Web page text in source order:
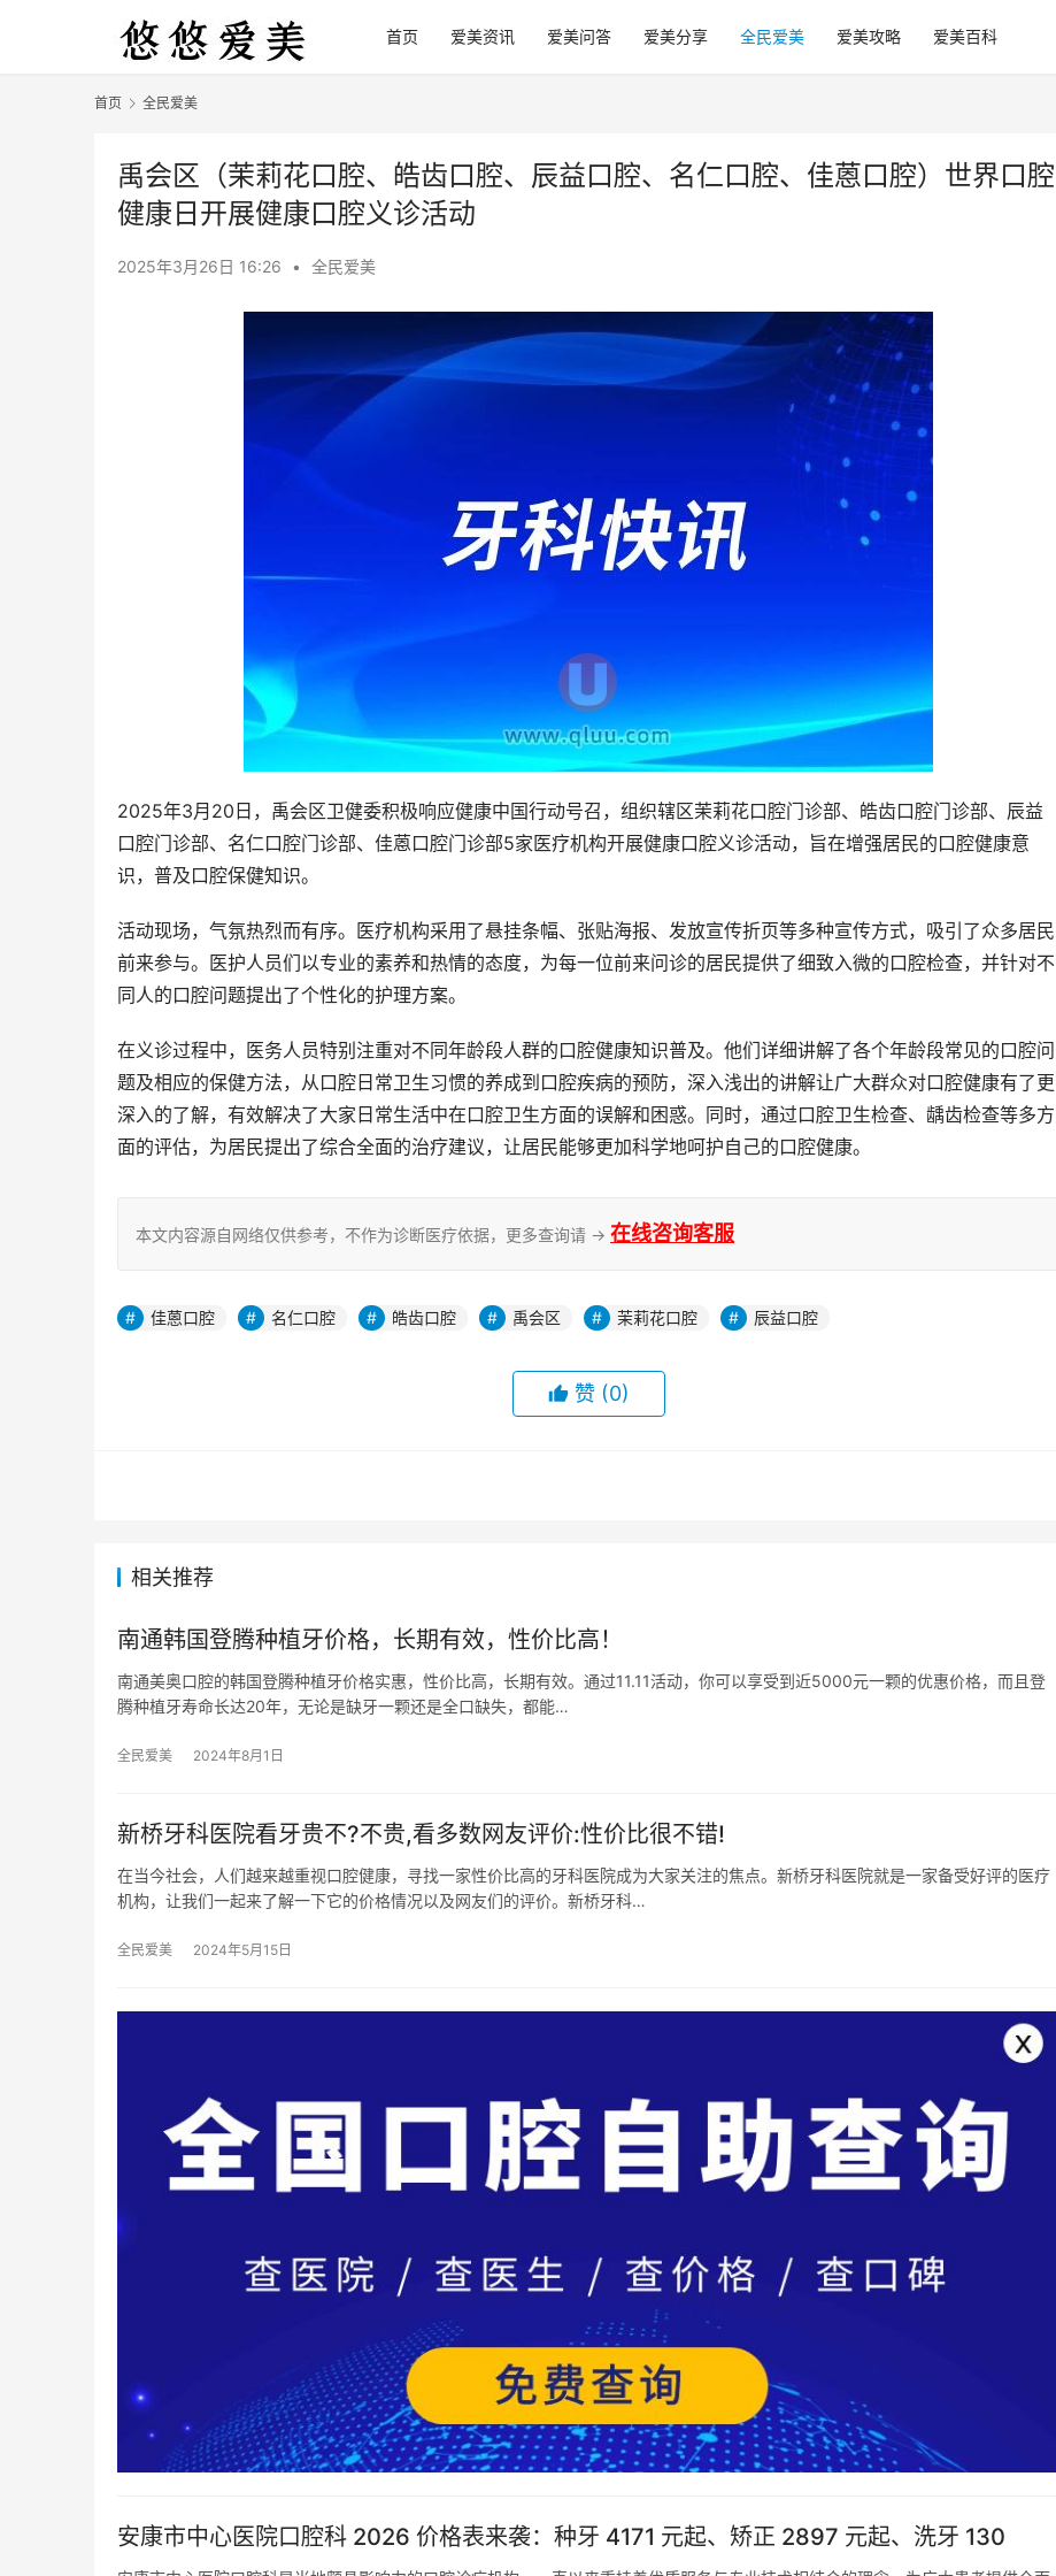
首页 爱美资讯 爱美问答 爱美分享 全民爱美 爱美攻略 爱美百科
首页 全民爱美
禹会区（茉莉花口腔、皓齿口腔、辰益口腔、名仁口腔、佳蒽口腔）世界口腔
健康日开展健康口腔义诊活动
2025年3月26日 16:26 • 全民爱美
2025年3月20日，禹会区卫健委积极响应健康中国行动号召，组织辖区茉莉花口腔门诊部、皓齿口腔门诊部、辰益
口腔门诊部、名仁口腔门诊部、佳蒽口腔门诊部5家医疗机构开展健康口腔义诊活动，旨在增强居民的口腔健康意
识，普及口腔保健知识。
活动现场，气氛热烈而有序。医疗机构采用了悬挂条幅、张贴海报、发放宣传折页等多种宣传方式，吸引了众多居民
前来参与。医护人员们以专业的素养和热情的态度，为每一位前来问诊的居民提供了细致入微的口腔检查，并针对不
同人的口腔问题提出了个性化的护理方案。
在义诊过程中，医务人员特别注重对不同年龄段人群的口腔健康知识普及。他们详细讲解了各个年龄段常见的口腔问
题及相应的保健方法，从口腔日常卫生习惯的养成到口腔疾病的预防，深入浅出的讲解让广大群众对口腔健康有了更
深入的了解，有效解决了大家日常生活中在口腔卫生方面的误解和困惑。同时，通过口腔卫生检查、龋齿检查等多方
面的评估，为居民提出了综合全面的治疗建议，让居民能够更加科学地呵护自己的口腔健康。
本文内容源自网络仅供参考，不作为诊断医疗依据，更多查询请 → 在线咨询客服
佳蒽口腔 名仁口腔 皓齿口腔 禹会区 茉莉花口腔 辰益口腔
赞 (0)
相关推荐
南通韩国登腾种植牙价格，长期有效，性价比高！
南通美奥口腔的韩国登腾种植牙价格实惠，性价比高，长期有效。通过11.11活动，你可以享受到近5000元一颗的优惠价格，而且登
腾种植牙寿命长达20年，无论是缺牙一颗还是全口缺失，都能…
全民爱美 2024年8月1日
新桥牙科医院看牙贵不?不贵,看多数网友评价:性价比很不错!
在当今社会，人们越来越重视口腔健康，寻找一家性价比高的牙科医院成为大家关注的焦点。新桥牙科医院就是一家备受好评的医疗
机构，让我们一起来了解一下它的价格情况以及网友们的评价。新桥牙科…
全民爱美 2024年5月15日
安康市中心医院口腔科 2026 价格表来袭：种牙 4171 元起、矫正 2897 元起、洗牙 130